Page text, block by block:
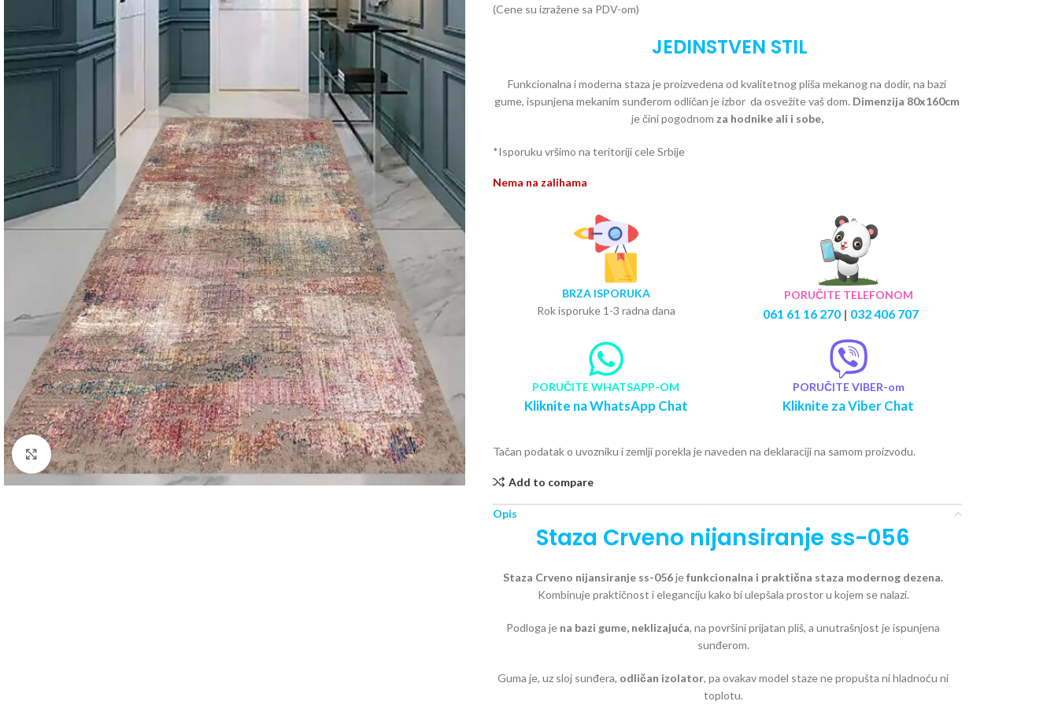
Click to enlarge
(Cene su izražene sa PDV-om)
JEDINSTVEN STIL
Funkcionalna i moderna staza je proizvedena od kvalitetnog pliša mekanog na dodir, na bazi
gume, ispunjena mekanim sunđerom odličan je izbor da osvežite vaš dom. Dimenzija 80x160cm
je čini pogodnom za hodnike ali i sobe,
*Isporuku vršimo na teritoriji cele Srbije
Nema na zalihama
BRZA ISPORUKA
Rok isporuke 1-3 radna dana
PORUČITE TELEFONOM
061 61 16 270| 032 406 707
PORUČITE WHATSAPP-OM
Kliknite na WhatsApp Chat
PORUČITE VIBER-om
Kliknite za Viber Chat
Tačan podatak o uvozniku i zemlji porekla je naveden na deklaraciji na samom proizvodu.
Add to compare
Opis
Staza Crveno nijansiranje ss-056
Staza Crveno nijansiranje ss-056jefunkcionalna i praktična staza modernog dezena.
Kombinuje praktičnost i eleganciju kako bi ulepšala prostor u kojem se nalazi.
Podloga je na bazi gume, neklizajuća, na površini prijatan pliš, a unutrašnjost je ispunjena
sunđerom.
Guma je, uz sloj sunđera, odličan izolator, pa ovakav model staze ne propušta ni hladnoću ni
toplotu.